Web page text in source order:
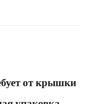
от крышки